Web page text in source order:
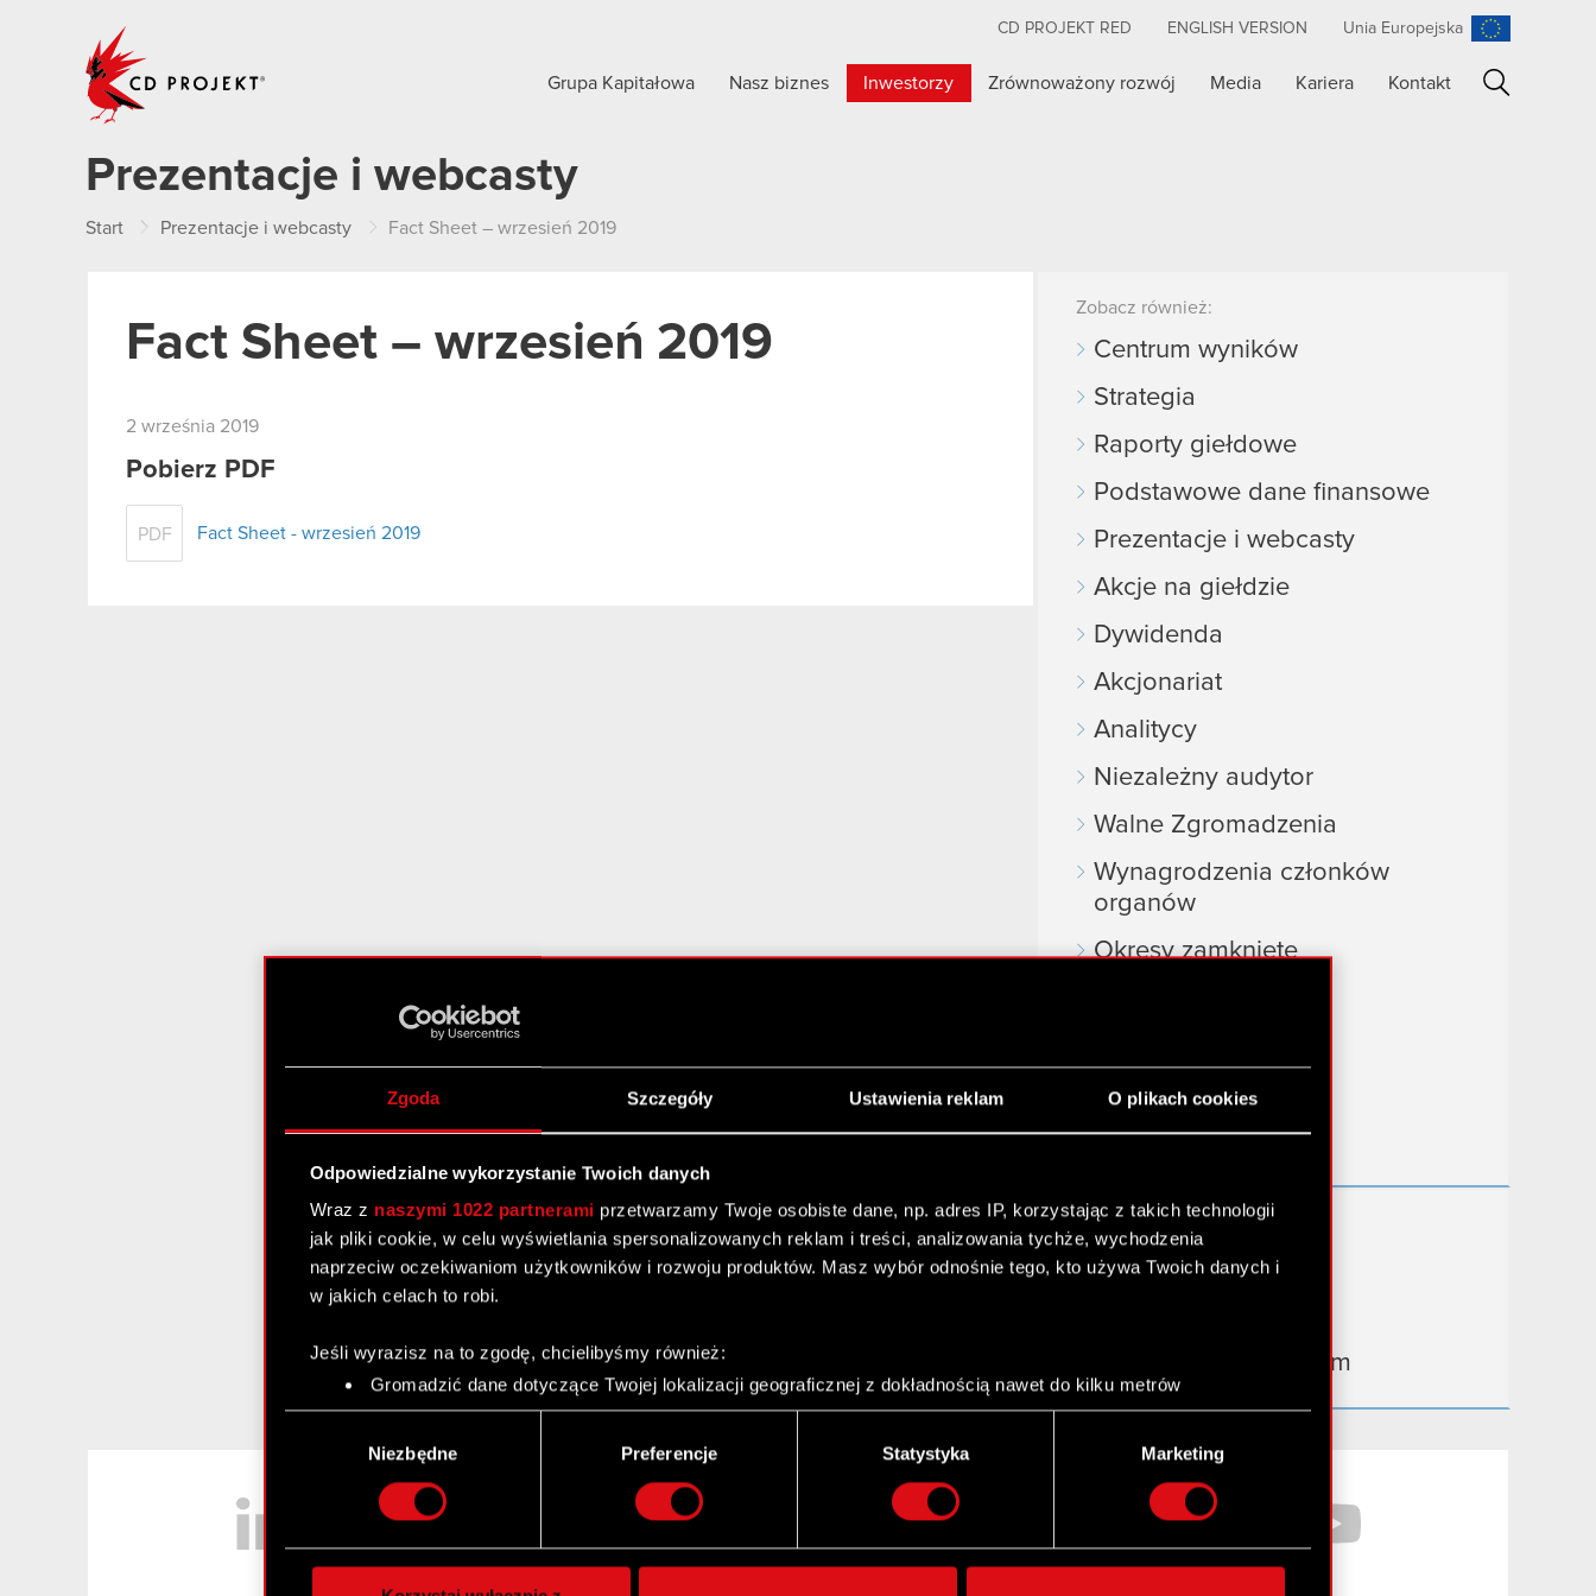
Zgoda Szczegóły Ustawienia reklam O plikach cookies
Odpowiedzialne wykorzystanie Twoich danych
Wraz z naszymi 1022 partnerami przetwarzamy Twoje osobiste dane, np. adres IP, korzystając z takich technologii
jak pliki cookie, w celu wyświetlania spersonalizowanych reklam i treści, analizowania tychże, wychodzenia
naprzeciw oczekiwaniom użytkowników i rozwoju produktów. Masz wybór odnośnie tego, kto używa Twoich danych i
w jakich celach to robi.
Jeśli wyrazisz na to zgodę, chcielibyśmy również:
Gromadzić dane dotyczące Twojej lokalizacji geograficznej z dokładnością nawet do kilku metrów
Identyfikować Twoje urządzenie, aktywnie analizując charakteryzującego je zbiory danych (fingerprinting,
Dowiedz się więcej odnośnie tego, jak Twoje osobiste dane są przetwarzane oraz ustaw własne preferencje w
szczegółów . W Deklaracji plików cookie możesz zmienić lub wycofać swoją zgodę w dowolnej chwili.
Wykorzystujemy pliki cookie do spersonalizowania treści i reklam, aby oferować funkcje społecznościowe i
Niezbędne Preferencje Statystyka Marketing
CD PROJEKT RED ENGLISH VERSION Unia Europejska
Grupa Kapitałowa Nasz biznes Inwestorzy Zrównoważony rozwój Media Kariera Kontakt
Prezentacje i webcasty
Start Prezentacje i webcasty Fact Sheet – wrzesień 2019
Fact Sheet – wrzesień 2019
2 września 2019
Pobierz PDF
PDF Fact Sheet - wrzesień 2019
Zobacz również:
Centrum wyników
Strategia
Raporty giełdowe
Podstawowe dane finansowe
Prezentacje i webcasty
Akcje na giełdzie
Dywidenda
Akcjonariat
Analitycy
Niezależny audytor
Walne Zgromadzenia
Wynagrodzenia członków
organów
Okresy zamknięte
Przydatne linki
Kontakt IR
Dowiedz się więcej:
thewitcher.com
gear.cdprojektred.com
Facebook